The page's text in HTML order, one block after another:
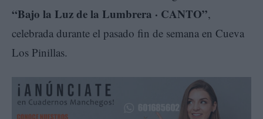
“Bajo la Luz de la Lumbrera · CANTO”,
celebrada durante el pasado fin de semana en Cueva
Los Pinillas.